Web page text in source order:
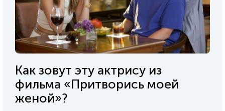
Как зовут эту актрису из
фильма «Притворись моей
женой»?